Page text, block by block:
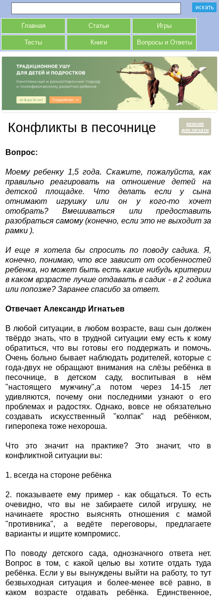
Главная Статьи Игры
Тесты Книги Вопросы и Ответы
версия
для печати
Конфликты в песочнице
Вопрос:
Моему ребенку 1,5 года. Скажите, пожалуйста, как
правильно реагировать на отношение детей на
детской площадке. Что делать если у сына
отнимают игрушку или он у кого-то хочет
отобрать? Вмешиваться или предоставить
разобраться самому (конечно, если это не выходит за
рамки ).
И еще я хотела бы спросить по поводу садика. Я,
конечно, понимаю, что все зависит от особенностей
ребенка, но может быть есть какие нибудь критерии
в каком врзрасте лучше отдавать в садик - в 2 годика
или попозже? Заранее спасибо за ответ.
Отвечает Александр Игнатьев
В любой ситуации, в любом возрасте, ваш сын должен
твёрдо знать, что в трудной ситуации ему есть к кому
обратиться, что вы готовы его поддержать и помочь.
Очень больно бывает наблюдать родителей, которые с
года-двух не обращают внимания на слёзы ребёнка в
песочнице, в детском саду, воспитывая в нём
"настоящего мужчину",а потом через 14-15 лет
удивляются, почему они последними узнают о его
проблемах и радостях. Однако, вовсе не обязательно
создавать искусственный "колпак" над ребёнком,
гиперопека тоже нехороша.
Что это значит на практике? Это значит, что в
конфликтной ситуации вы:
1. всегда на стороне ребёнка
2. показываете ему пример - как общаться. То есть
очевидно, что вы не забираете силой игрушку, не
начинаете яростно выяснять отношения с мамой
"противника", а ведёте переговоры, предлагаете
варианты и ищите компромисс.
По поводу детского сада, однозначного ответа нет.
Вопрос в том, с какой целью вы хотите отдать туда
ребёнка. Если у вы вынуждены выйти на работу, то тут
безвыходная ситуация и более-менее всё равно, в
каком возрасте отдавать ребёнка. Единственное,